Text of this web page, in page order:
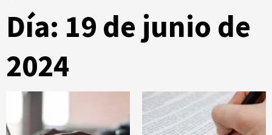
Día: 19 de junio de
2024